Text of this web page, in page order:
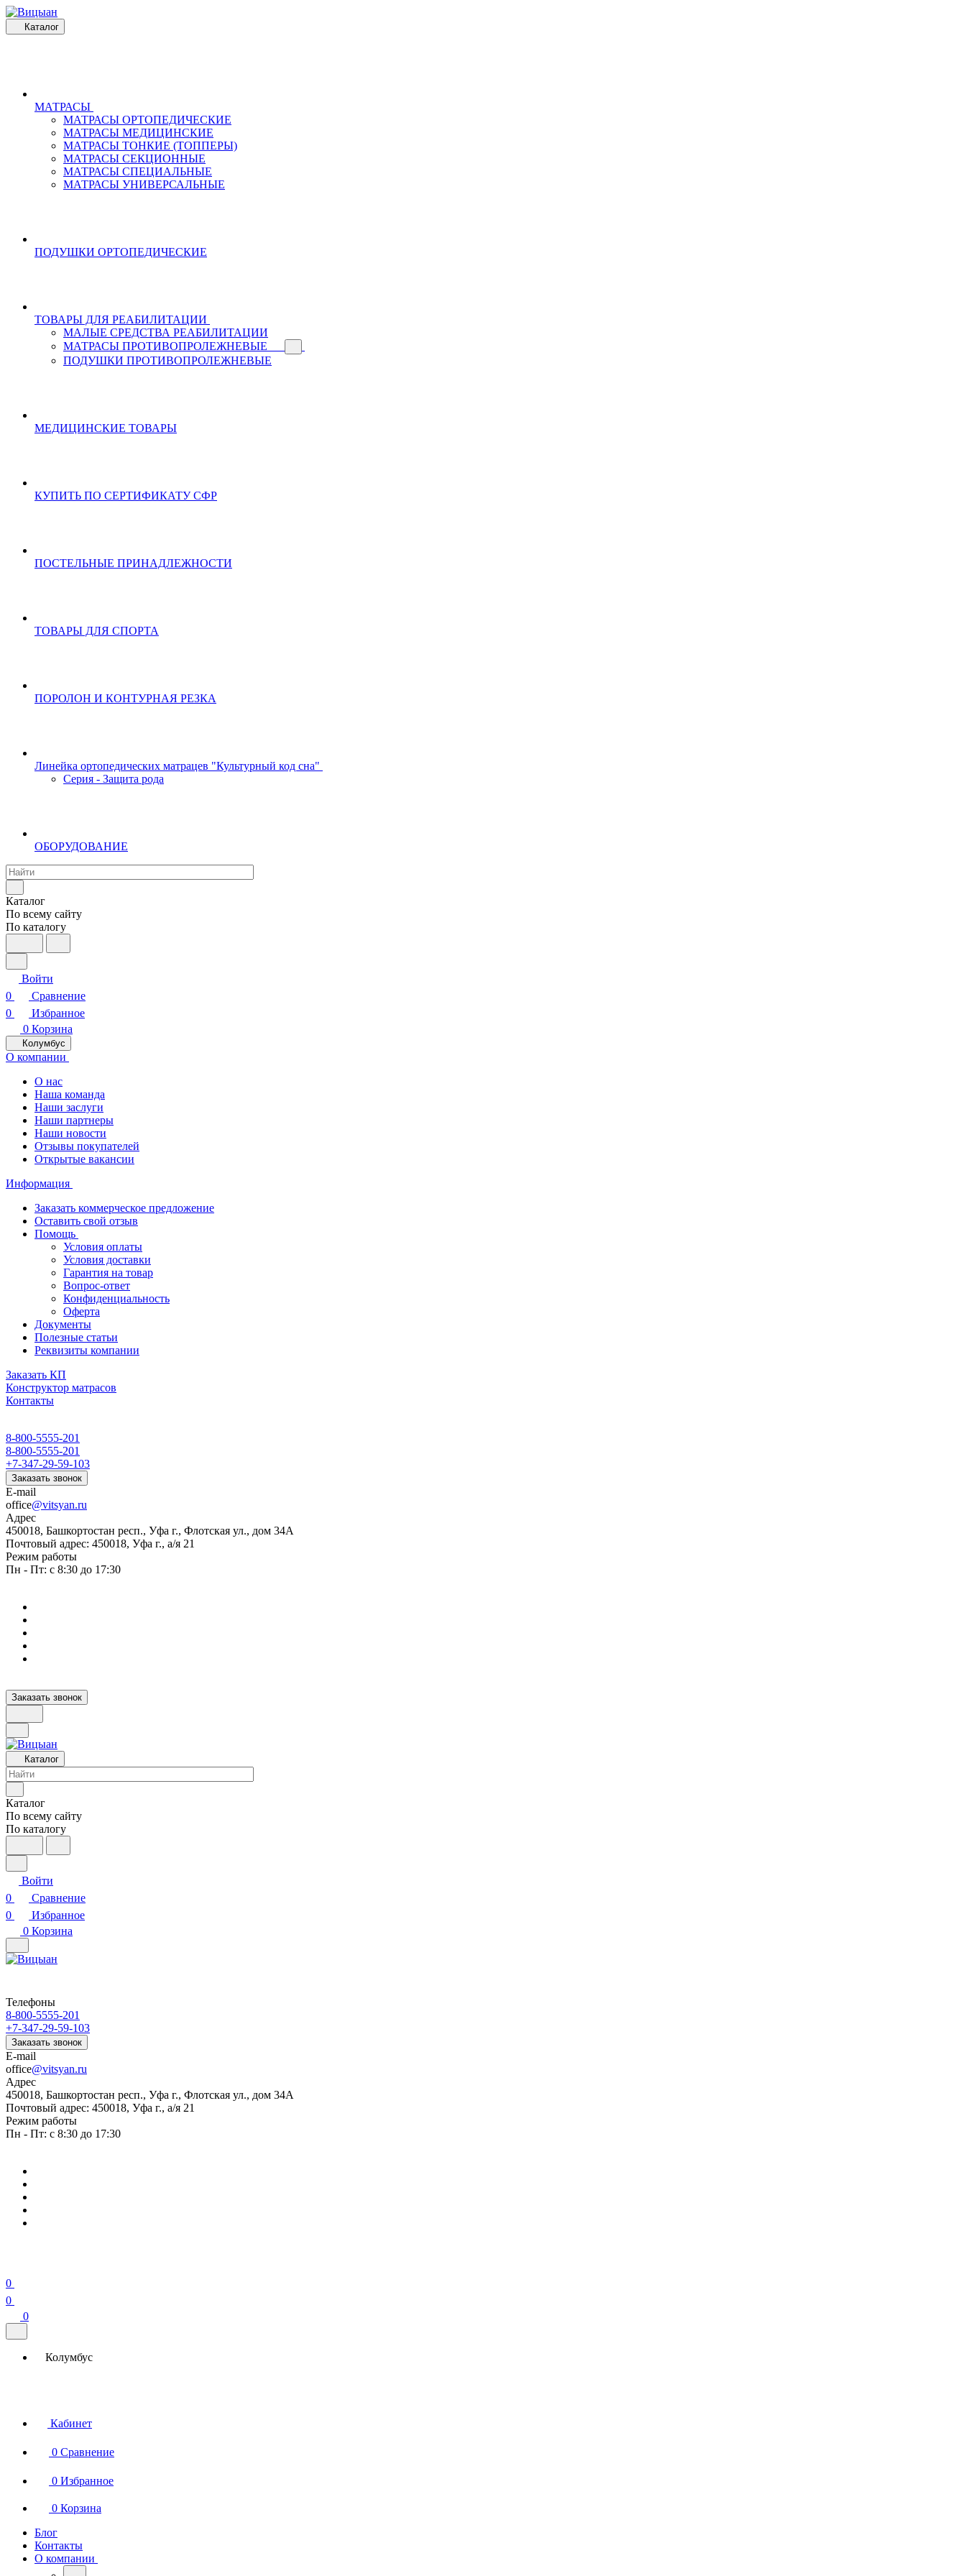
Каталог
МАТРАСЫ
МАТРАСЫ ОРТОПЕДИЧЕСКИЕ
МАТРАСЫ МЕДИЦИНСКИЕ
МАТРАСЫ ТОНКИЕ (ТОППЕРЫ)
МАТРАСЫ СЕКЦИОННЫЕ
МАТРАСЫ СПЕЦИАЛЬНЫЕ
МАТРАСЫ УНИВЕРСАЛЬНЫЕ
ПОДУШКИ ОРТОПЕДИЧЕСКИЕ
ТОВАРЫ ДЛЯ РЕАБИЛИТАЦИИ
МАЛЫЕ СРЕДСТВА РЕАБИЛИТАЦИИ
МАТРАСЫ ПРОТИВОПРОЛЕЖНЕВЫЕ
ПОДУШКИ ПРОТИВОПРОЛЕЖНЕВЫЕ
МЕДИЦИНСКИЕ ТОВАРЫ
КУПИТЬ ПО СЕРТИФИКАТУ СФР
ПОСТЕЛЬНЫЕ ПРИНАДЛЕЖНОСТИ
ТОВАРЫ ДЛЯ СПОРТА
ПОРОЛОН И КОНТУРНАЯ РЕЗКА
Линейка ортопедических матрацев "Культурный код сна"
Серия - Защита рода
ОБОРУДОВАНИЕ
Каталог
По всему сайту
По каталогу
Войти
0
Сравнение
0
Избранное
0 Корзина
Колумбус
О компании
О нас
Наша команда
Наши заслуги
Наши партнеры
Наши новости
Отзывы покупателей
Открытые вакансии
Информация
Заказать коммерческое предложение
Оставить свой отзыв
Помощь
Условия оплаты
Условия доставки
Гарантия на товар
Вопрос-ответ
Конфиденциальность
Оферта
Документы
Полезные статьи
Реквизиты компании
Заказать КП
Конструктор матрасов
Контакты
8-800-5555-201
8-800-5555-201
+7-347-29-59-103
Заказать звонок
E-mail
office@vitsyan.ru
Адрес
450018, Башкортостан респ., Уфа г., Флотская ул., дом 34А
Почтовый адрес: 450018, Уфа г., а/я 21
Режим работы
Пн - Пт: с 8:30 до 17:30
Заказать звонок
Каталог
Каталог
По всему сайту
По каталогу
Войти
0
Сравнение
0
Избранное
0 Корзина
Телефоны
8-800-5555-201
+7-347-29-59-103
Заказать звонок
E-mail
office@vitsyan.ru
Адрес
450018, Башкортостан респ., Уфа г., Флотская ул., дом 34А
Почтовый адрес: 450018, Уфа г., а/я 21
Режим работы
Пн - Пт: с 8:30 до 17:30
0
0
0
Колумбус
Кабинет
0 Сравнение
0 Избранное
0 Корзина
Блог
Контакты
О компании